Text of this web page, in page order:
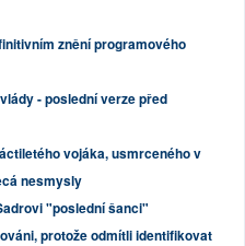
znění programového
- poslední verze před
vojáka, usmrceného v
nesmysly
"poslední šanci"
protože odmítli identifikovat